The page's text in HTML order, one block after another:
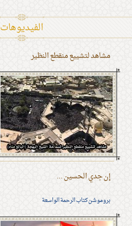
الفیدیوهات
مشاهد لتشييع منقطع النظير
إن جدي الحسين ...
بروموشن كتاب الرحمة الواسعة